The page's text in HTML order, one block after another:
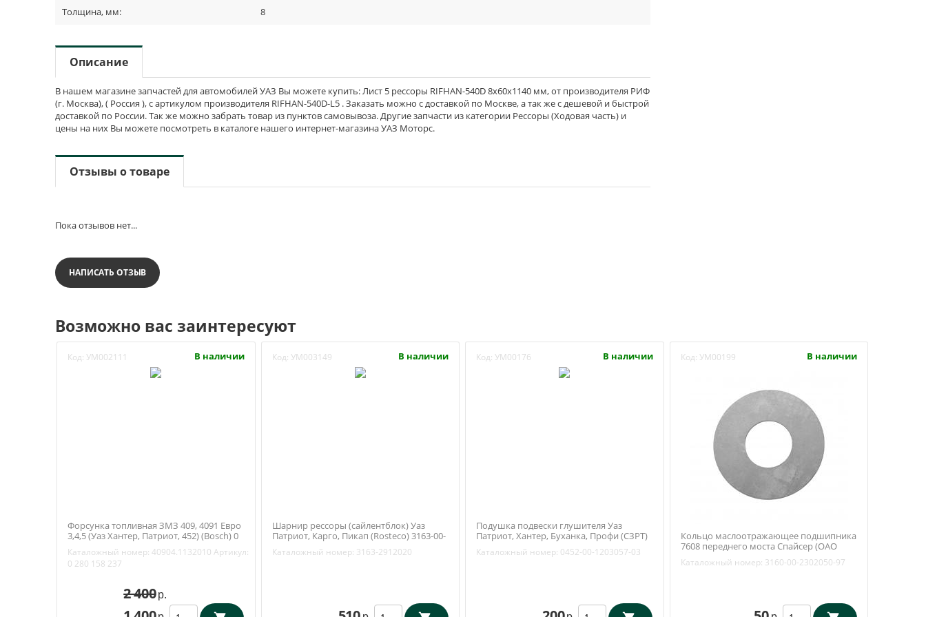
Толщина, мм: 8
Описание
В нашем магазине запчастей для автомобилей УАЗ Вы можете купить: Лист 5 рессоры RIFHAN-540D 8x60x1140 мм, от производителя РИФ
(г. Москва), ( Россия ), с артикулом производителя RIFHAN-540D-L5 . Заказать можно с доставкой по Москве, а так же с дешевой и быстрой
доставкой по России. Так же можно забрать товар из пунктов самовывоза. Другие запчасти из категории Рессоры (Ходовая часть) и
цены на них Вы можете посмотреть в каталоге нашего интернет-магазина УАЗ Моторс.
Отзывы о товаре
Пока отзывов нет...
НАПИСАТЬ ОТЗЫВ
Возможно вас заинтересуют
Код: УМ002111 В наличии
Форсунка топливная ЗМЗ 409, 4091 Евро
3,4,5 (Уаз Хантер, Патриот, 452) (Bosch) 0
Каталожный номер: 40904.1132010 Артикул:
0 280 158 237
2 400 р.
Код: УМ003149 В наличии
Шарнир рессоры (сайлентблок) Уаз
Патриот, Карго, Пикап (Rosteco) 3163-00-
Каталожный номер: 3163-2912020
Код: УМ00176 В наличии
Подушка подвески глушителя Уаз
Патриот, Хантер, Буханка, Профи (СЗРТ)
Каталожный номер: 0452-00-1203057-03
Код: УМ00199 В наличии
Кольцо маслоотражающее подшипника
7608 переднего моста Спайсер (ОАО
Каталожный номер: 3160-00-2302050-97